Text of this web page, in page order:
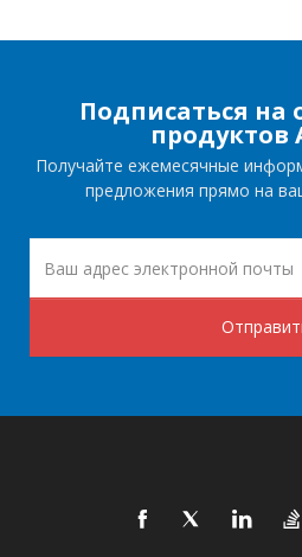
Подписаться на
продуктов
Получайте ежемесячные
предложения прямо на